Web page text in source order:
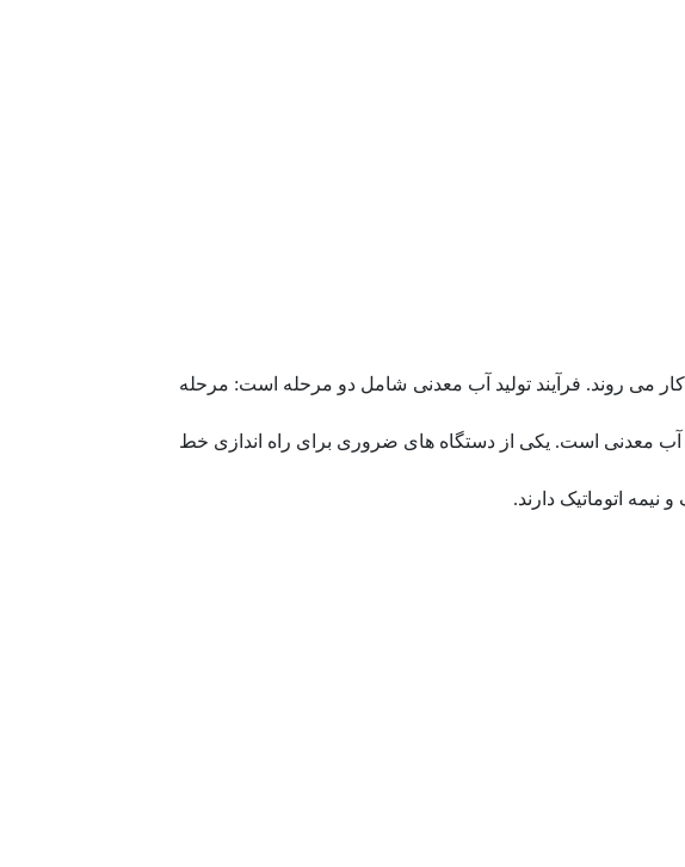
می روند. فرآیند تولید آب معدنی شامل دو مرحله است: مرحله
آب معدنی است. یکی از دستگاه های ضروری برای راه اندازی خط
نیمه اتوماتیک دارند.